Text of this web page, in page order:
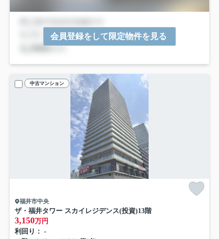
会員登録をして限定物件を見る
中古マンション
福井市中央
ザ・福井タワー スカイレジデンス(投資)13階
3,150万円
利回り： -